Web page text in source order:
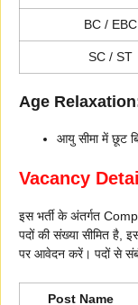
BC / EBC
SC / ST
Age
आयु सीमा में छूट
Vacancy
इस भर्ती के अंतर्गत
पदों की संख्या सीमित है,
पर आवेदन करें। पदों से
Post Name